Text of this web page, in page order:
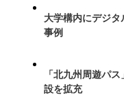
大学構内にデジ
事例
「北九州周遊パ
設を拡充